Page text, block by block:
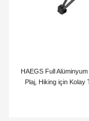
HAEGS Full Alüminyum
Plaj, Hiking için Kolay